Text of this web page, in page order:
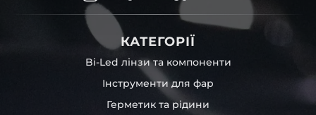
КАТЕГОРІЇ
Bi-Led лінзи та компоненти
Інструменти для фар
Герметик та рідини